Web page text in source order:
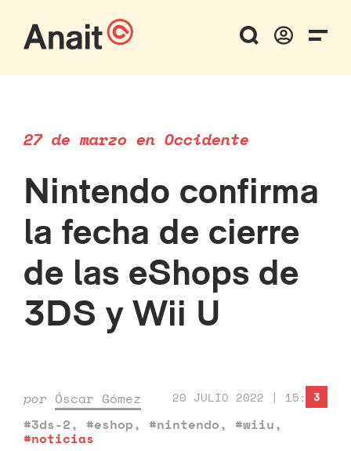
27 de marzo en Occidente
Nintendo confirma
la fecha de cierre
de las eShops de
3DS y Wii U
por Óscar Gómez 20 JULIO 2022 | 15:31
#3ds-2, #eshop, #nintendo, #wiiu,
#noticias
3